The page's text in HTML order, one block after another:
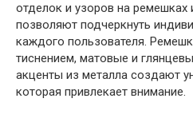
отделок и узоров на ремешках
позволяют подчеркнуть
каждого пользователя.
тиснением, матовые и
акценты из металла создают
которая привлекает внимание.